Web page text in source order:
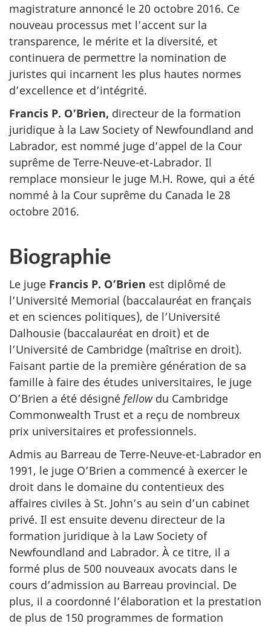
magistrature annoncé le 20 octobre 2016. Ce
nouveau processus met l’accent sur la
transparence, le mérite et la diversité, et
continuera de permettre la nomination de
juristes qui incarnent les plus hautes normes
d’excellence et d’intégrité.
Francis P. O’Brien, directeur de la formation
juridique à la Law Society of Newfoundland and
Labrador, est nommé juge d’appel de la Cour
suprême de Terre-Neuve-et-Labrador. Il
remplace monsieur le juge M.H. Rowe, qui a été
nommé à la Cour suprême du Canada le 28
octobre 2016.
Biographie
Le juge Francis P. O’Brien est diplômé de
l’Université Memorial (baccalauréat en français
et en sciences politiques), de l’Université
Dalhousie (baccalauréat en droit) et de
l’Université de Cambridge (maîtrise en droit).
Faisant partie de la première génération de sa
famille à faire des études universitaires, le juge
O’Brien a été désigné fellowdu Cambridge
Commonwealth Trust et a reçu de nombreux
prix universitaires et professionnels.
Admis au Barreau de Terre‑Neuve-et-Labrador en
1991, le juge O’Brien a commencé à exercer le
droit dans le domaine du contentieux des
affaires civiles à St. John’s au sein d’un cabinet
privé. Il est ensuite devenu directeur de la
formation juridique à la Law Society of
Newfoundland and Labrador. À ce titre, il a
formé plus de 500 nouveaux avocats dans le
cours d’admission au Barreau provincial. De
plus, il a coordonné l’élaboration et la prestation
de plus de 150 programmes de formation